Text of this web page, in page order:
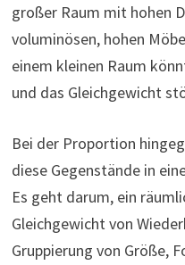
großer Raum mit hohen
voluminösen, hohen
einem kleinen Raum
und das Gleichgewicht
Bei der Proportion
diese Gegenstände in
Es geht darum, ein
Gleichgewicht von
Gruppierung von Größe,